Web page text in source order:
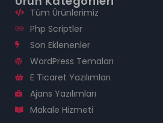
Tüm Ürünlerimiz
Php Scriptler
Son Eklenenler
WordPress Temaları
E Ticaret Yazılımları
Ajans Yazılımları
Makale Hizmeti